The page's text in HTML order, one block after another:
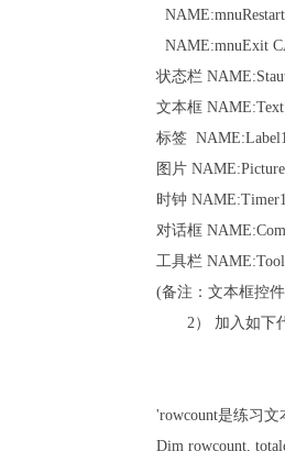
NAME:mnuExit
状态栏
文本框
标签
图片
时钟
对话框
工具栏
(备注：文本框控
2） 加入如下代
'rowcount是练习
Dim rowcount,